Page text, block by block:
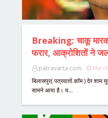
Breaking: चाकू
फरार, आक्रोशितों ने
patravarta.com
बिलासपुर( पत्रवार्ता.कॉम ) देर
सामने आया है। य…